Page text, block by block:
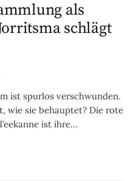
als
schlägt
ist spurlos verschwunden.
wie sie behauptet? Die rote
ist ihre...